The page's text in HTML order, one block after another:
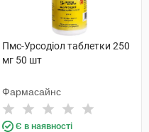
Пмс-Урсодіол таблетки 250
мг 50 шт
Фармасайнс
Є в наявності